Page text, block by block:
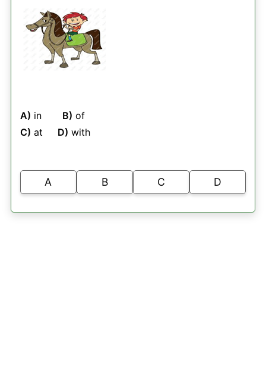
A) in B) of
C) at D) with
A B C D